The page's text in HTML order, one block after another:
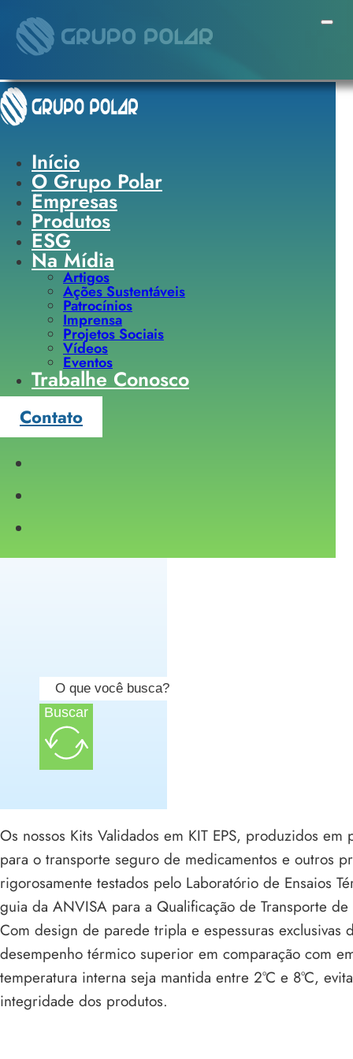
Início
O Grupo Polar
Empresas
Produtos
ESG
Na Mídia
Artigos
Ações Sustentáveis
Patrocínios
Imprensa
Projetos Sociais
Vídeos
Eventos
Trabalhe Conosco
Contato
Buscar
Os nossos Kits Validados em KIT EPS, produzidos
para o transporte seguro de medicamentos e outros
rigorosamente testados pelo Laboratório de Ensaios
guia da ANVISA para a Qualificação de Transporte
Com design de parede tripla e espessuras exclusivas
desempenho térmico superior em comparação com
temperatura interna seja mantida entre 2°C e 8°C,
integridade dos produtos.